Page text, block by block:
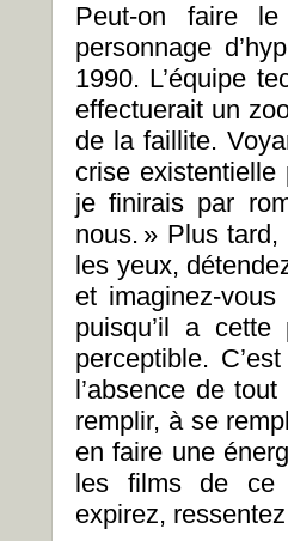
Peut-on faire
personnage
1990. L’équipe
effectuerait un
de la faillite.
crise existentielle
je finirais par
nous. » Plus
les yeux,
et imaginez-
puisqu’il a
perceptible.
l’absence de
remplir, à se
en faire une
les films de ce
expirez,